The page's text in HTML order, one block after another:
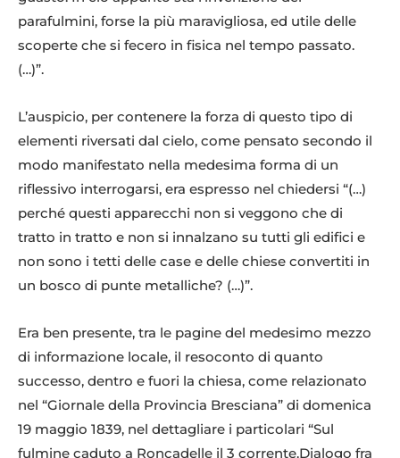
parafulmini, forse la più maravigliosa, ed utile delle
scoperte che si fecero in fisica nel tempo passato.
(…)”.
L’auspicio, per contenere la forza di questo tipo di
elementi riversati dal cielo, come pensato secondo il
modo manifestato nella medesima forma di un
riflessivo interrogarsi, era espresso nel chiedersi “(…)
perché questi apparecchi non si veggono che di
tratto in tratto e non si innalzano su tutti gli edifici e
non sono i tetti delle case e delle chiese convertiti in
un bosco di punte metalliche? (…)”.
Era ben presente, tra le pagine del medesimo mezzo
di informazione locale, il resoconto di quanto
successo, dentro e fuori la chiesa, come relazionato
nel “Giornale della Provincia Bresciana” di domenica
19 maggio 1839, nel dettagliare i particolari “Sul
fulmine caduto a Roncadelle il 3 corrente.Dialogo fra